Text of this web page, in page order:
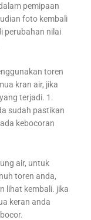
pemipaan
foto kembali
perubahan nilai
toren
kran air, jika
terjadi. 1.
sudah pastikan
kebocoran
air, untuk
toren anda,
lihat kembali. jika
keran anda